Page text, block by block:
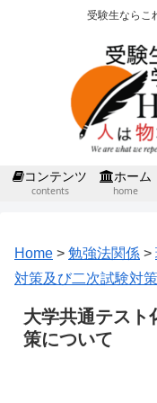
受験生ならこ
コンテンツ
contents
ホーム
home
Home > 勉強法関係 >
対策及び二次試験対
大学共通テスト
策について